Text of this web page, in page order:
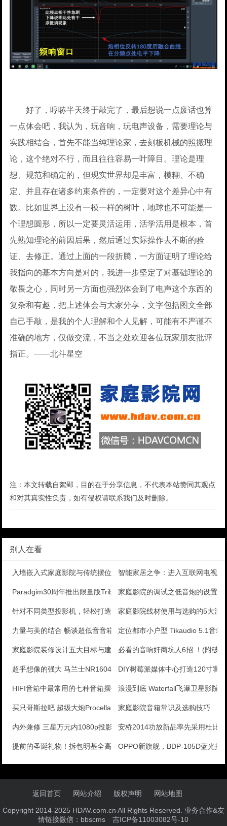
好了，哼哧半天终于敲完了，最后想说一点废话也算
一点体会吧，我认为，玩音响，玩电声设备，需要理论与
实践相结合，首先不能当纯理论家，去刻板机械的照搬理
论，这个绝对不行，而且往往容易一叶障目。理论是理
想、规范和确定的，但现实世界却是丰富，模糊、不确
定、并且存在诸多约束条件的，一定要对这个差异心中有
数。比如世界上没有一模一样的树叶，地球也不可能是一
个理想圆形，所以一定要灵活运用，活学活用是根本，首
先熟知理论的前因后果，然后通过实际操作去不断的验
证、去修正。通过上面的一段折腾，一方面证明了理论给
我指向的基本方向是对的，我进一步坚定了对基础理论的
敬畏之心，同时另一方面也强烈体会到了电声这个东西的
复杂和有趣，把上述体会与大家分享，文字包括图文全部
自己手敲，是我的个人理解和个人见解，可能有不严谨不
准确的地方，仅做交流，不当之处欢迎各位玩家朋友批评
指正。——北斗星空
注：本文转载自絮郢，目的在于分享信息，不代表本站赞同其观点
和对其真实性负责，如有侵权请联系我们及时删除。
别人在看
入墙嵌入式家庭影院与传统摆位的区别智能家居之争：进入互联网电视竞
Paradgim30周年推出限量版Tribute落地家庭影院的调试之低音炮的设置
针对不同类型投影机，轻松打造出色的客厅影院，最新家庭
家庭影院线材使用与选购的5大注
力量与美的结合 畅谈超低音音箱 定位都市小户型 Tikaudio 5.1音箱
家庭影院装修设计五大目标与建议必看的音响奸商坑人6招 ！(附破
超乎想像的强大 马兰士NR1604功放机测评DIY树莓派媒体中心打造120寸客
HIFI音箱中最常用的七种音箱摆位方法浪漫到底 Waterfall飞瀑卫星影院
买只哥斯拉吧 超级大炮Procella Audio家庭影院音箱常识及选购技巧
内外兼修 三星万元内1080p投影美图秀安桥2014功放新品率先采用杜比
提前的圣诞礼物！拆包明基全高清投影OPPO新旗舰，BDP-105D蓝光播
返回首页 网站介绍 版权声明 网站地图
Copyright 2014-2025 HDAV.com.cn All Rights Reserved. 业务合作&友
情链接微信：bbscms吉ICP备11003082号-10